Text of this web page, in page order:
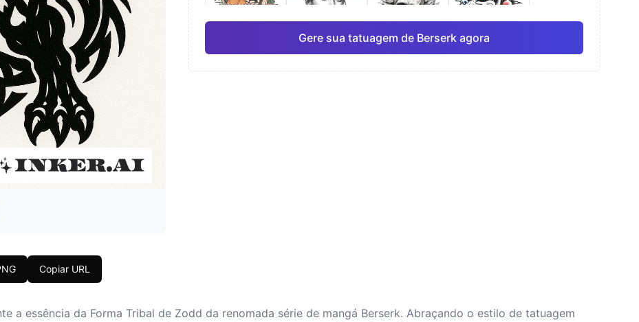
Japonês Aquarela Linha fina Anime
Gere sua tatuagem de Berserk agora
Copiar URL
a essência da Forma Tribal de Zodd da renomada série de mangá Berserk. Abraçando o estilo de tatuagem